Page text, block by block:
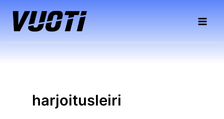
sisältöön
harjoitusleiri